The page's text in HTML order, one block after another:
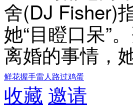
舍(DJ Fisher)
她“目瞪口呆”
离婚的事情，
鲜花握手雷人 路过鸡蛋
收藏 邀请